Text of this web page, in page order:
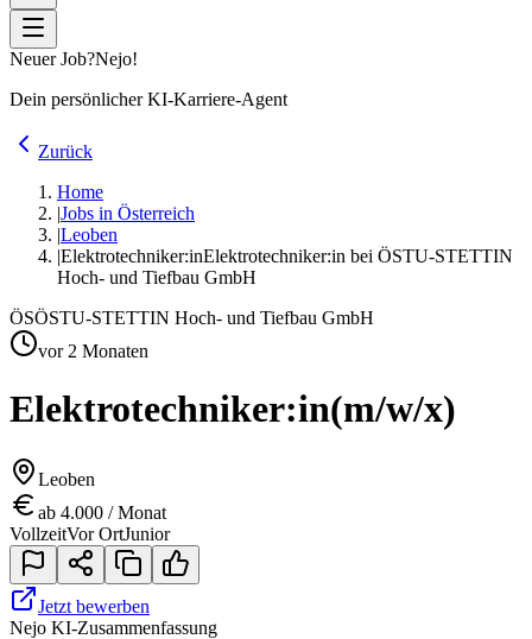
Neuer Job?Nejo!
Dein persönlicher KI-Karriere-Agent
Zurück
Home
|Jobs in Österreich
|Leoben
|Elektrotechniker:inElektrotechniker:in bei ÖSTU-STETTIN
Hoch- und Tiefbau GmbH
ÖSÖSTU-STETTIN Hoch- und Tiefbau GmbH
vor 2 Monaten
Elektrotechniker:in(m/w/x)
Leoben
ab 4.000 / Monat
VollzeitVor OrtJunior
Jetzt bewerben
Nejo KI-Zusammenfassung